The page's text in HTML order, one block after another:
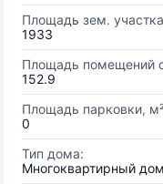
Площадь зем.
1933
Площадь помещений
152.9
Площадь парковки,
0
Тип дома:
Многоквартирный дом